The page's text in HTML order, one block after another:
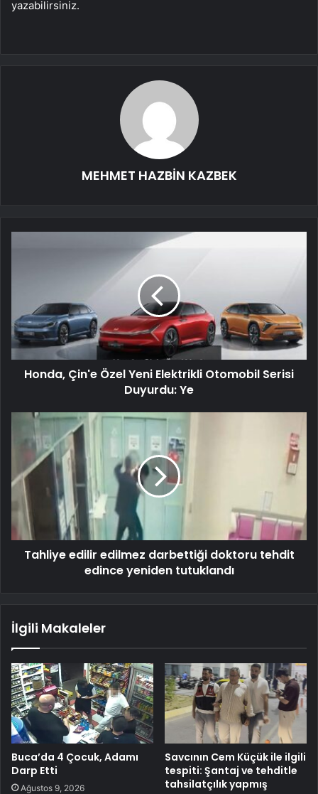
yazabilirsiniz.
MEHMET HAZBİN KAZBEK
Honda, Çin'e Özel Yeni Elektrikli Otomobil Serisi
Duyurdu: Ye
Tahliye edilir edilmez darbettiği doktoru tehdit
edince yeniden tutuklandı
İlgili Makaleler
Buca’da 4 Çocuk, Adamı
Darp Etti
Ağustos 9, 2026
Savcının Cem Küçük ile ilgili
tespiti: Şantaj ve tehditle
tahsilatçılık yapmış